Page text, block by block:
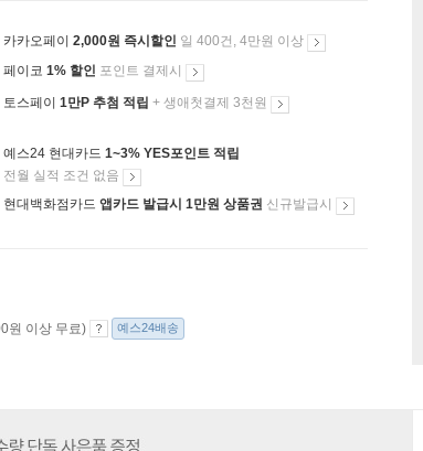
카카오페이 2,000원 즉시할인 일 400건, 4만원 이상
페이코 1% 할인 포인트 결제시
토스페이 1만P 추첨 적립 + 생애첫결제 3천원
예스24 현대카드 1~3% YES포인트 적립
전월 실적 조건 없음
현대백화점카드 앱카드 발급시 1만원 상품권 신규발급시
원 이상 무료) 예스24배송